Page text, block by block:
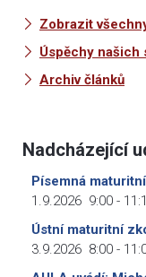
Zobrazit
Úspěchy našich
Archiv článků
Nadcházející
Písemná
1.9.2026 9:00 -
Ústní maturitní
3.9.2026 8:00 -